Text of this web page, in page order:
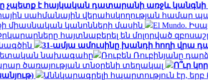
չպետք է հայկական դատարանի առջև կանգնի
սահմանային վերահսկողության համար
միասնական կանոնների մասին
El Mundo.
հայտնաբերել են մոլորված
31-ամյա ամուսինը խանդի հողի վրա
​​նախագահը
Ռուբեն Ռուբինյանը
ծառայության տնօրենի տեղակալ
Ո՞ւր
Աննկարագրելի հպարտություն էր,